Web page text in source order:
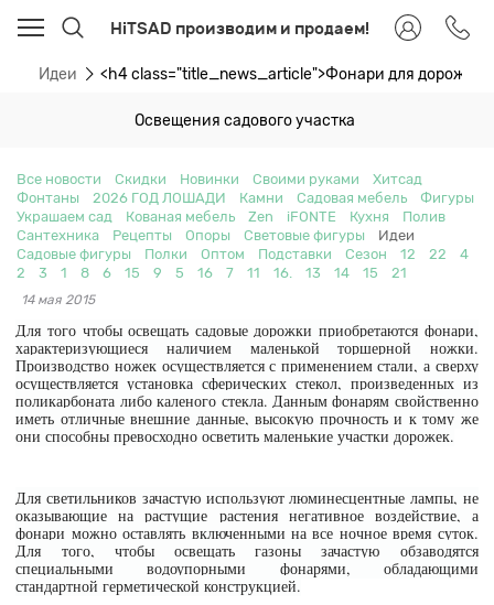
HiTSAD производим и продаем!
Идеи <h4 class="title_news_article">Фонари для дорожек
Освещения садового участка
Все новости Скидки Новинки Своими руками
Хитсад
Фонтаны
2026 ГОД ЛОШАДИ Камни Садовая мебель
Фигуры
Украшаем сад
Кованая мебель Zen iFONTE Кухня
Полив
Сантехника
Рецепты Опоры Световые фигуры
Идеи
Садовые фигуры
Полки Оптом Подставки Сезон 12 22
4
2
3 1 8 6 15 9 5 16 7 11 16. 13 14 15 21
14 мая 2015
Для того чтобы освещать садовые дорожки приобретаются фонари,
характеризующиеся наличием маленькой торшерной ножки.
Производство ножек осуществляется с применением стали, а сверху
осуществляется установка сферических стекол, произведенных из
поликарбоната либо каленого стекла. Данным фонарям свойственно
иметь отличные внешние данные, высокую прочность и к тому же
они способны превосходно осветить маленькие участки дорожек.
Для светильников зачастую используют люминесцентные лампы, не
оказывающие на растущие растения негативное воздействие, а
фонари можно оставлять включенными на все ночное время суток.
Для того, чтобы освещать газоны зачастую обзаводятся
специальными водоупорными фонарями, обладающими
стандартной герметической конструкцией.